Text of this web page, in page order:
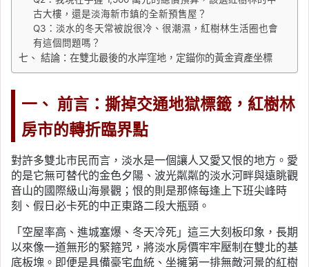
古大樓，還是淡海新市鎮的全新預售屋？
Q3：淡水的冬天常被說很冷、很潮濕，紅樹林生活圈也會
有這個問題嗎？
七、 結論：在雙北最後的水岸窪地，定錨你的黃金資產坐標
一、 前言：撕掉交通地獄標籤，紅樹林
房市的轉折臨界點
對許多雙北市民而言，淡水是一個讓人又愛又恨的地方。愛
的是它無可替代的金色夕陽、波光粼粼的淡水河畔與遠眺觀
音山的國際級山海景觀；恨的則是那條每逢上下班尖峰時
刻、假日必卡死的中正東路二段大瓶頸。
「空屋率高、進城塞爆、冬天冷死」這三大刻板印象，長期
以來像一道無形的緊箍咒，將淡水房價牢牢壓制在雙北的基
底板塊。即便是具備豪宅血統、坐擁第一排無敵河景的紅樹